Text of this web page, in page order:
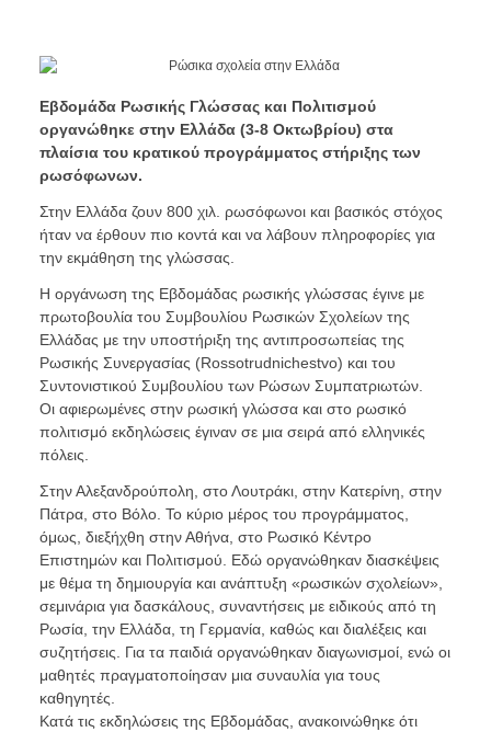
Εβδομάδα Ρωσικής Γλώσσας και Πολιτισμού
οργανώθηκε στην Ελλάδα (3-8 Οκτωβρίου) στα
πλαίσια του κρατικού προγράμματος στήριξης των
ρωσόφωνων.
Στην Ελλάδα ζουν 800 χιλ. ρωσόφωνοι και βασικός στόχος
ήταν να έρθουν πιο κοντά και να λάβουν πληροφορίες για
την εκμάθηση της γλώσσας.
Η οργάνωση της Εβδομάδας ρωσικής γλώσσας έγινε με
πρωτοβουλία του Συμβουλίου Ρωσικών Σχολείων της
Ελλάδας με την υποστήριξη της αντιπροσωπείας της
Ρωσικής Συνεργασίας (Rossotrudnichestvo) και του
Συντονιστικού Συμβουλίου των Ρώσων Συμπατριωτών.
Οι αφιερωμένες στην ρωσική γλώσσα και στο ρωσικό
πολιτισμό εκδηλώσεις έγιναν σε μια σειρά από ελληνικές
πόλεις.
Στην Αλεξανδρούπολη, στο Λουτράκι, στην Κατερίνη, στην
Πάτρα, στο Βόλο. Το κύριο μέρος του προγράμματος,
όμως, διεξήχθη στην Αθήνα, στο Ρωσικό Κέντρο
Επιστημών και Πολιτισμού. Εδώ οργανώθηκαν διασκέψεις
με θέμα τη δημιουργία και ανάπτυξη «ρωσικών σχολείων»,
σεμινάρια για δασκάλους, συναντήσεις με ειδικούς από τη
Ρωσία, την Ελλάδα, τη Γερμανία, καθώς και διαλέξεις και
συζητήσεις. Για τα παιδιά οργανώθηκαν διαγωνισμοί, ενώ οι
μαθητές πραγματοποίησαν μια συναυλία για τους
καθηγητές.
Κατά τις εκδηλώσεις της Εβδομάδας, ανακοινώθηκε ότι